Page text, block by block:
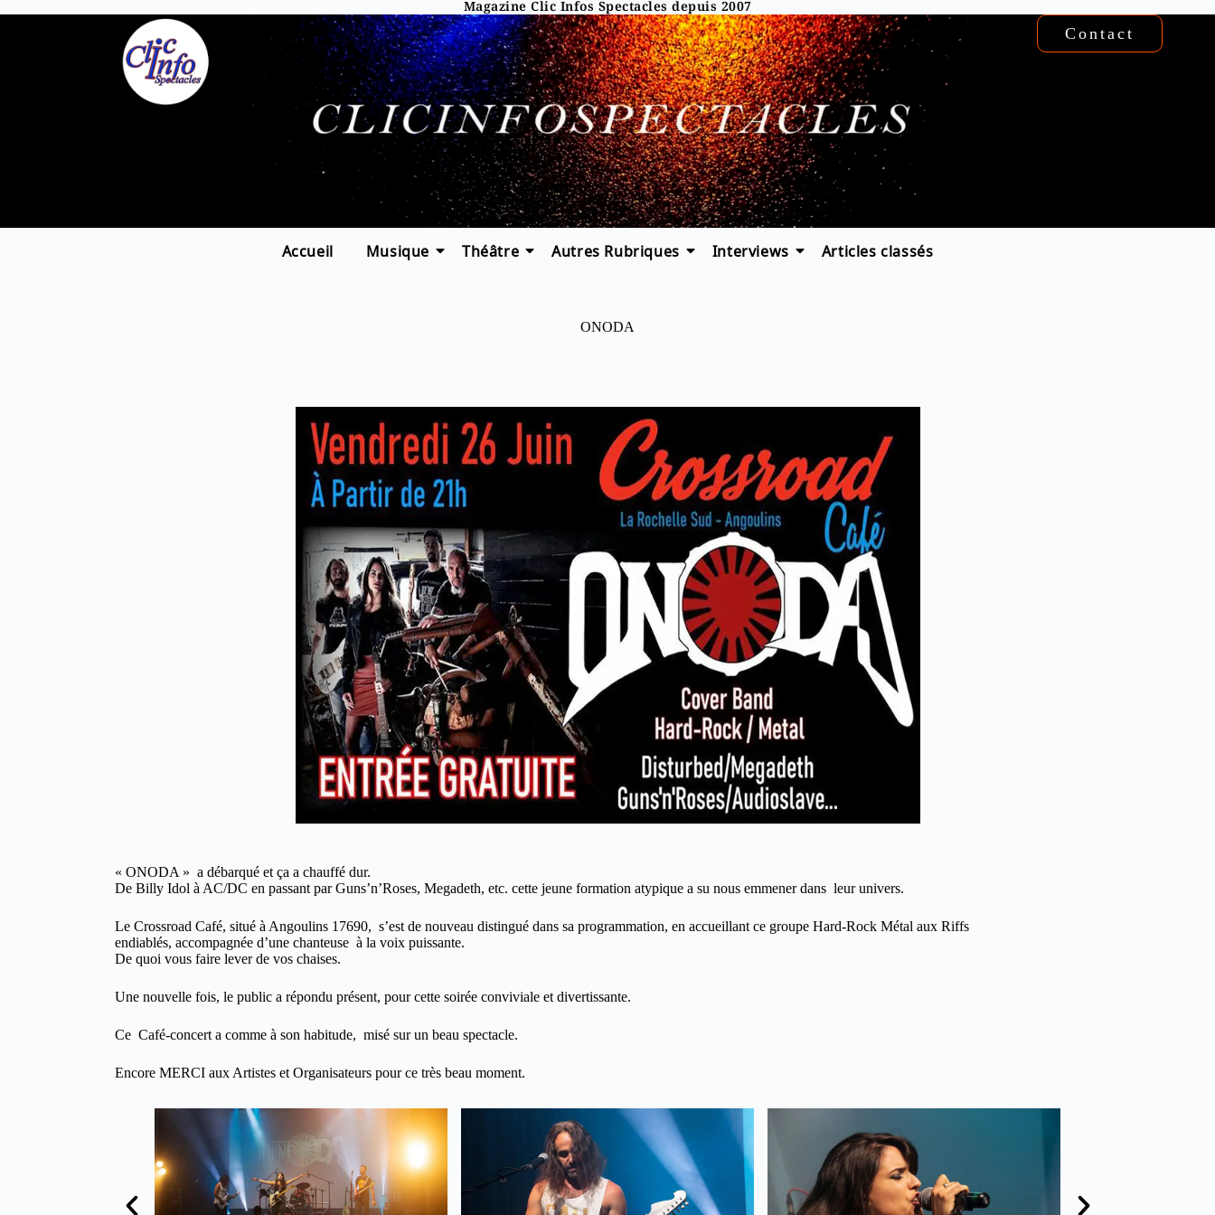
Magazine Clic Infos Spectacles depuis 2007
Contact
Accueil Musique Théâtre Autres Rubriques Interviews Articles classés
ONODA
« ONODA » a débarqué et ça a chauffé dur.
De Billy Idol à AC/DC en passant par Guns’n’Roses, Megadeth, etc. cette jeune formation atypique a su nous emmener dans leur univers.
Le Crossroad Café, situé à Angoulins 17690, s’est de nouveau distingué dans sa programmation, en accueillant ce groupe Hard-Rock Métal aux Riffs
endiablés, accompagnée d’une chanteuse à la voix puissante.
De quoi vous faire lever de vos chaises.
Une nouvelle fois, le public a répondu présent, pour cette soirée conviviale et divertissante.
Ce Café-concert a comme à son habitude, misé sur un beau spectacle.
Encore MERCI aux Artistes et Organisateurs pour ce très beau moment.